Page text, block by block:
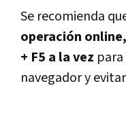
Se recomienda
operación online,
+ F5 a la vez
navegador y